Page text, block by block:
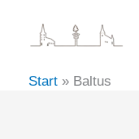
Start Baltus